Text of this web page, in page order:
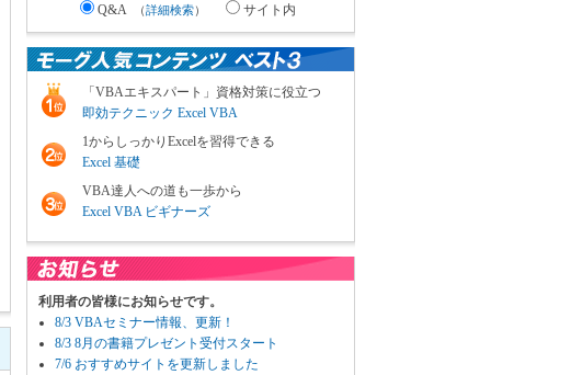
Q&A （詳細検索） サイト内
「VBAエキスパート」資格対策に役立つ
即効テクニック Excel VBA
1からしっかりExcelを習得できる
Excel 基礎
VBA達人への道も一歩から
Excel VBA ビギナーズ
利用者の皆様にお知らせです。
8/3 VBAセミナー情報、更新！
8/3 8月の書籍プレゼント受付スタート
7/6 おすすめサイトを更新しました